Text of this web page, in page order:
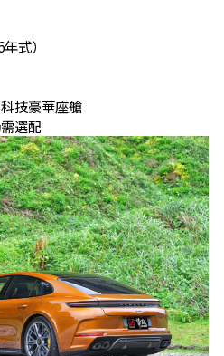
式）
技豪華座艙
選配